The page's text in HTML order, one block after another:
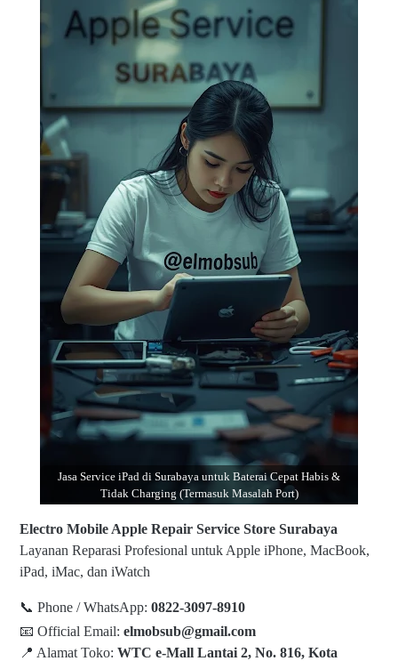
Jasa Service iPad di Surabaya untuk Baterai Cepat Habis &
Tidak Charging (Termasuk Masalah Port)
Electro Mobile Apple Repair Service Store Surabaya
Layanan Reparasi Profesional untuk Apple iPhone, MacBook,
iPad, iMac, dan iWatch
📞 Phone / WhatsApp: 0822-3097-8910
📧 Official Email: elmobsub@gmail.com
📍 Alamat Toko: WTC e-Mall Lantai 2, No. 816, Kota